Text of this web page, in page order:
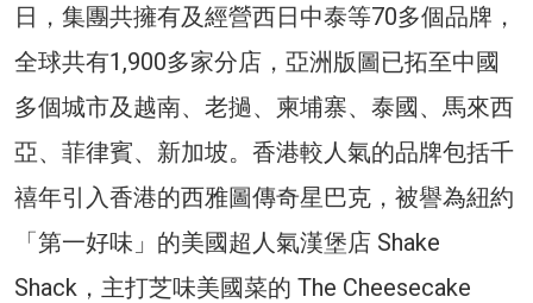
日，集團共擁有及經營西日中泰等70多個品牌，
全球共有1,900多家分店，亞洲版圖已拓至中國
多個城市及越南、老撾、柬埔寨、泰國、馬來西
亞、菲律賓、新加坡。香港較人氣的品牌包括千
禧年引入香港的西雅圖傳奇星巴克，被譽為紐約
「第一好味」的美國超人氣漢堡店 Shake
Shack，主打芝味美國菜的 The Cheesecake